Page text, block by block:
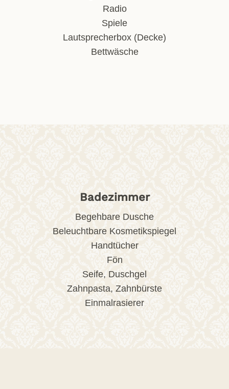
Radio
Spiele
Lautsprecherbox (Decke)
Bettwäsche
Badezimmer
Begehbare Dusche
Beleuchtbare Kosmetikspiegel
Handtücher
Fön
Seife, Duschgel
Zahnpasta, Zahnbürste
Einmalrasierer